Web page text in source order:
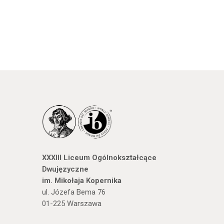
XXXIII Liceum Ogólnokształcące
Dwujęzyczne
im. Mikołaja Kopernika
ul. Józefa Bema 76
01-225 Warszawa